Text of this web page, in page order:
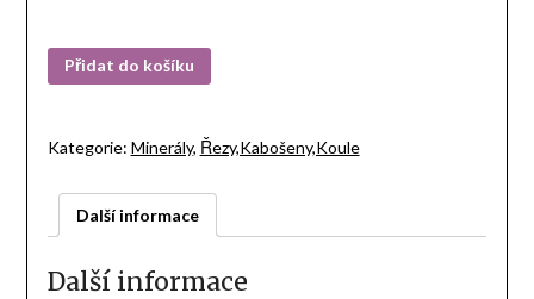
Přidat do košíku
Kategorie: Minerály, Řezy,Kabošeny,Koule
Další informace
Další informace